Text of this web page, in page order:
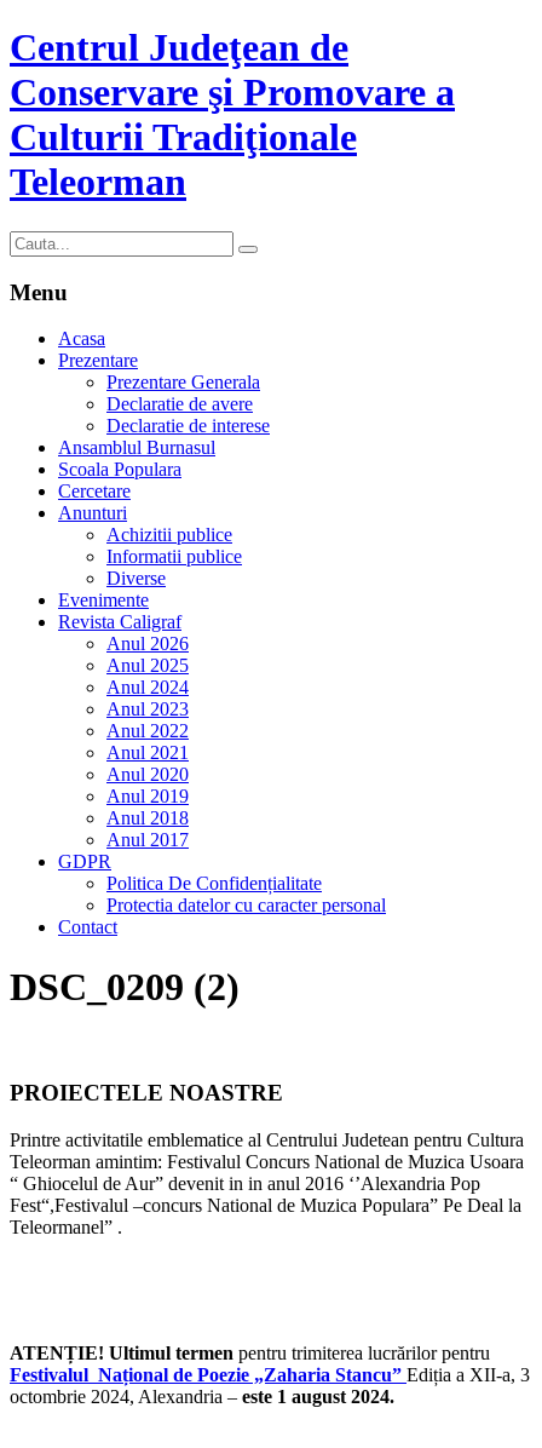
Centrul Judeţean de
Conservare şi Promovare a
Culturii Tradiţionale
Teleorman
Menu
Acasa
Prezentare
Prezentare Generala
Declaratie de avere
Declaratie de interese
Ansamblul Burnasul
Scoala Populara
Cercetare
Anunturi
Achizitii publice
Informatii publice
Diverse
Evenimente
Revista Caligraf
Anul 2026
Anul 2025
Anul 2024
Anul 2023
Anul 2022
Anul 2021
Anul 2020
Anul 2019
Anul 2018
Anul 2017
GDPR
Politica De Confidențialitate
Protectia datelor cu caracter personal
Contact
DSC_0209 (2)
PROIECTELE NOASTRE
Printre activitatile emblematice al Centrului Judetean pentru Cultura
Teleorman amintim: Festivalul Concurs National de Muzica Usoara
“ Ghiocelul de Aur” devenit in in anul 2016 ‘’Alexandria Pop
Fest“,Festivalul –concurs National de Muzica Populara” Pe Deal la
Teleormanel” .
ATENȚIE! Ultimul termen pentru trimiterea lucrărilor pentru
Festivalul Național de Poezie „Zaharia Stancu” Ediția a XII-a, 3
octombrie 2024, Alexandria – este 1 august 2024.